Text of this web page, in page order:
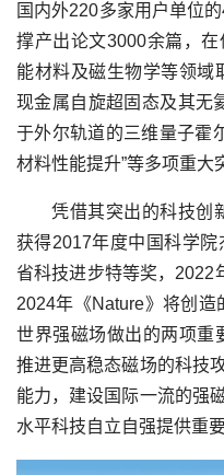
国内外220多家用户单位
撑产出论文3000余篇，
能材料及磁生物学等领域
现金属自旋超固态及其无
于外尔轨道的三维量子霍
材料性能提升”等多项重大
凭借其突出的科技创
获得2017年度中国科学
省科技进步特等奖，2022
2024年《Nature》将创造
世界强磁场做出的两项重
推进更高稳态磁场的科技
能力，建设国际一流的强
水平科技自立自强提供重要